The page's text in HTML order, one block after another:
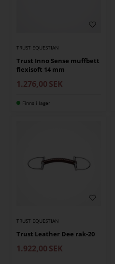
TRUST EQUESTIAN
Trust Inno Sense muffbett
flexisoft 14 mm
1.276,00 SEK
Finns i lager
TRUST EQUESTIAN
Trust Leather Dee rak-20
1.922,00 SEK